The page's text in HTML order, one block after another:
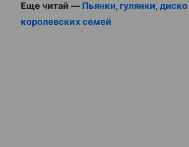
Еще читай — Пьянки, гулянки,
королевских семей